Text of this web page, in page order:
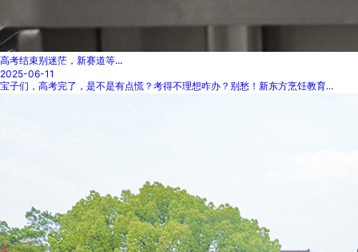
高考结束别迷茫，新赛道等...
2025-06-11
宝子们，高考完了，是不是有点慌？考得不理想咋办？别愁！新东方烹饪教育...